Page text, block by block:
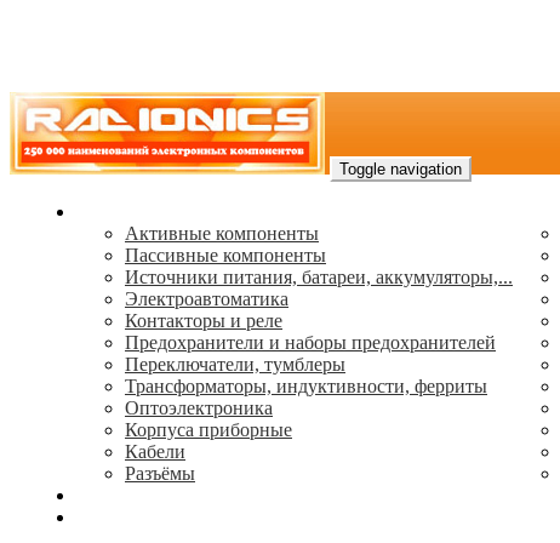
Toggle navigation
Активные компоненты
Пассивные компоненты
Источники питания, батареи, аккумуляторы,...
Электроавтоматика
Контакторы и реле
Предохранители и наборы предохранителей
Переключатели, тумблеры
Трансформаторы, индуктивности, ферриты
Oптоэлектроника
Корпуса приборные
Кабели
Разъёмы